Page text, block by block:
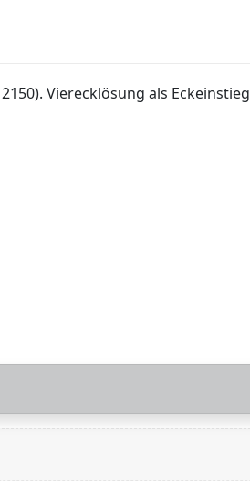
Vierecklösung als